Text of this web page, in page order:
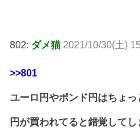
802: ダメ猫 2021/10/30(土)
>>801
ユーロ円やポンド円はちょ
円が買われてると錯覚してし